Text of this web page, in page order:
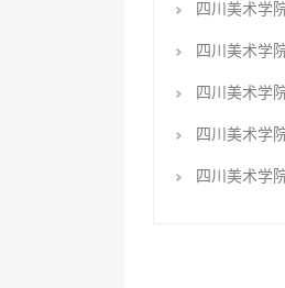
四川美术学
四川美术学
四川美术学
四川美术学
四川美术学